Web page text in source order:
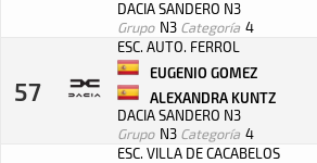
DACIA SANDERO N3
Grupo N3 Categoría 4
57
ESC. AUTO. FERROL
EUGENIO GOMEZ
ALEXANDRA KUNTZ
DACIA SANDERO N3
Grupo N3 Categoría 4
ESC. VILLA DE CACABELOS